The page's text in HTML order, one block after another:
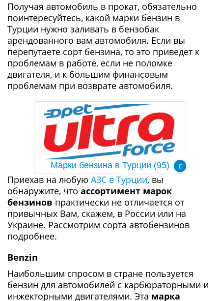
Получая автомобиль в прокат, обязательно
поинтересуйтесь, какой марки бензин в
Турции нужно заливать в бензобак
арендованного вам автомобиля. Если вы
перепутаете сорт бензина, то это приведет к
проблемам в работе, если не поломке
двигателя, и к большим финансовым
проблемам при возврате автомобиля.
Марки бензина в Турции (95)
Приехав на любую АЗС в Турции, вы
обнаружите, что ассортимент марок
бензинов практически не отличается от
привычных Вам, скажем, в России или на
Украине. Рассмотрим сорта автобензинов
подробнее.
Benzin
Наибольшим спросом в стране пользуется
бензин для автомобилей с карбюраторными и
инжекторными двигателями. Эта марка